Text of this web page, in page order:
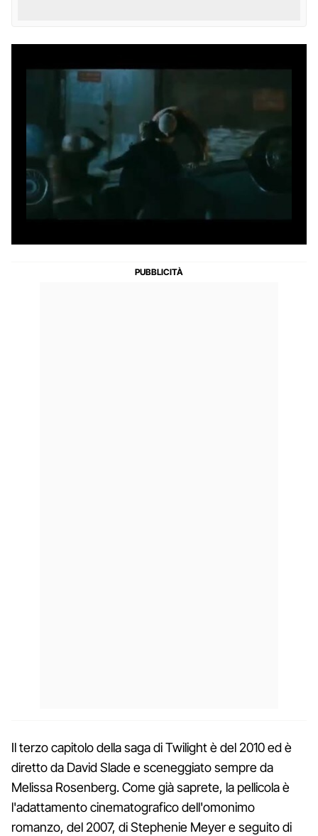
Il terzo capitolo della saga di Twilight è del 2010 ed è
diretto da David Slade e sceneggiato sempre da
Melissa Rosenberg. Come già saprete, la pellicola è
l'adattamento cinematografico dell'omonimo
romanzo, del 2007, di Stephenie Meyer e seguito di